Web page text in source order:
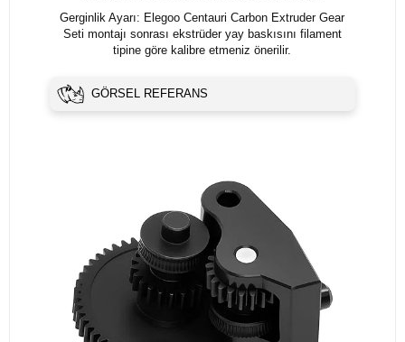
Gerginlik Ayarı: Elegoo Centauri Carbon Extruder Gear
Seti montajı sonrası ekstrüder yay baskısını filament
tipine göre kalibre etmeniz önerilir.
GÖRSEL REFERANS